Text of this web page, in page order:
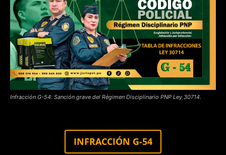
Infracción G-54: Sanción grave del Régimen Disciplinario PNP Ley 30714.
INFRACCIÓN G-54